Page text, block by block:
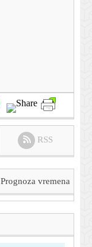
RSS
Prognoza vremena